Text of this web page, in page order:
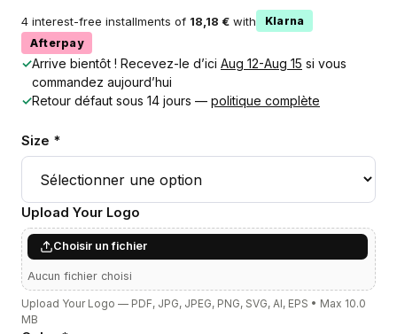
4 interest-free installments of 18,18 € with
Klarna
Afterpay
✓Arrive bientôt ! Recevez-le d’ici Aug 12-Aug 15 si vous
commandez aujourd’hui
✓Retour défaut sous 14 jours — politique complète
Size *
Upload Your Logo
Choisir un fichier
Aucun fichier choisi
Upload Your Logo — PDF, JPG, JPEG, PNG, SVG, AI, EPS • Max 10.0
MB